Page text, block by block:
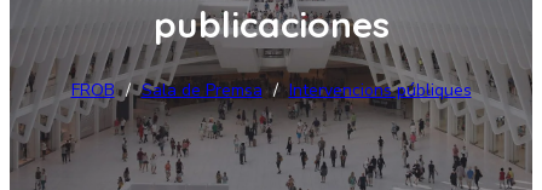
publicaciones
FROB / Sala de Premsa / Intervencions públiques